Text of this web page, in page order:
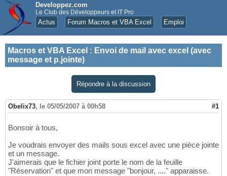
Developpez.com
Le Club des Développeurs et IT Pro
Actus Forum Macros et VBA Excel Emploi
Macros et VBA Excel : Envoi de mail avec excel (avec
message et p.jointe)
Répondre à la discussion
Obelix73, le 05/05/2007 à 00h58 #1
Bonsoir à tous,
Je voudrais envoyer des mails sous excel avec une pièce jointe
et un message.
J'aimerais que le fichier joint porte le nom de la feuille
"Réservation" et que mon message "bonjour, ...." apparaisse.